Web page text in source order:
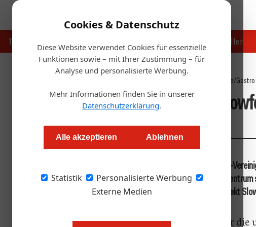
Cookies & Datenschutz
Diese Website verwendet Cookies für essenzielle
Funktionen sowie – mit Ihrer Zustimmung – für
Analyse und personalisierte Werbung.
Mehr Informationen finden Sie in unserer
Datenschutzerklärung.
Alle akzeptieren Ablehnen
Statistik
Personalisierte Werbung
Externe Medien
Touristik Handel & Hersteller
Startseite/
Kärntens
Jasmin Kreulitsch
Kärnten hat von der Internationalen Slow-Food-
neues ­Slow-Food-Konzept auszuarbeiten. Im
Lebens. Jetzt nimmt das Dorfentwicklungsprojekt
Früher“, sagt Eckhard Mandler, „war